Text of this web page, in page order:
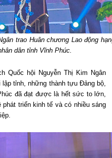
trao Huân chương Lao động
dân tỉnh Vĩnh Phúc.
Quốc hội Nguyễn Thị Kim Ngân
tỉnh, những thành tựu Đảng bộ,
đã đạt được là hết sức to lớn,
triển kinh tế và có nhiều sáng